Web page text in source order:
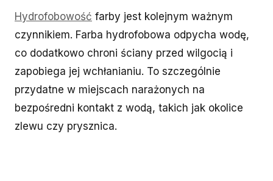
Hydrofobowość farby jest kolejnym ważnym
czynnikiem. Farba hydrofobowa odpycha wodę,
co dodatkowo chroni ściany przed wilgocią i
zapobiega jej wchłanianiu. To szczególnie
przydatne w miejscach narażonych na
bezpośredni kontakt z wodą, takich jak okolice
zlewu czy prysznica.